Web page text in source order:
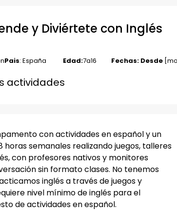
y Diviértete con Inglés
Pais: España Edad:7a16 Fechas: Desde
actividades
con actividades en español y un
horas semanales realizando juegos, talleres
con profesores nativos y monitores
sin formato clases. No tenemos
inglés a través de juegos y
nivel mínimo de inglés para el
de actividades en español.